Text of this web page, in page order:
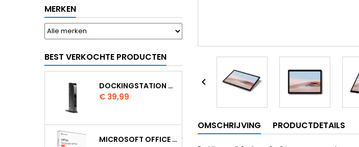
MERKEN
BEST VERKOCHTE PRODUCTEN
DOCKINGSTATION KENSINGTON USB 3.0 SD3500V
Prijs
€ 39,99
MICROSOFT OFFICE 2024 PROFESSIONAL PLUS

OMSCHRIJVING PRODUCTDETAILS